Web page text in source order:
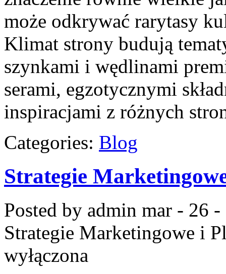
może odkrywać rarytasy
Klimat strony budują
szynkami i wędlinami
serami, egzotycznymi
inspiracjami z różnych
Categories: Blog
Strategie
Posted by admin mar - 26 -
Strategie Marketingowe i
wyłączona